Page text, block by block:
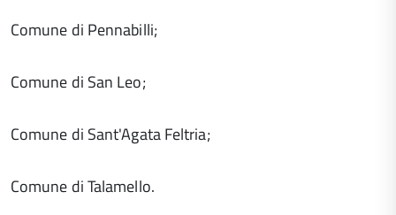
Comune di Pennabilli;
Comune di San Leo;
Comune di Sant'Agata Feltria;
Comune di Talamello.